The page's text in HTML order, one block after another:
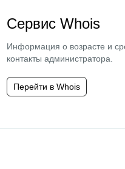
Сервис Whois
Информация о возрасте и
контакты администратора.
Перейти в Whois